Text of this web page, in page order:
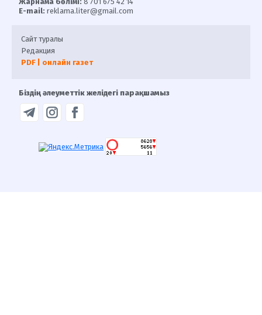
E-mail: reklama.liter@gmail.com
Сайт туралы
Редакция
PDF | онлайн газет
Біздің әлеуметтік желідегі парақшамыз